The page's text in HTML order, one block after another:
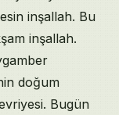
Kaynaklı
Hz.
inşallah. Bu
inşallah.
doğum
Bugün